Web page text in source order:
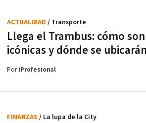
Llega el Trambus: cómo
icónicas y dónde se ubicarán
ACTUALIDAD / Transporte
PoriProfesional
FINANZAS / La lupa de la City